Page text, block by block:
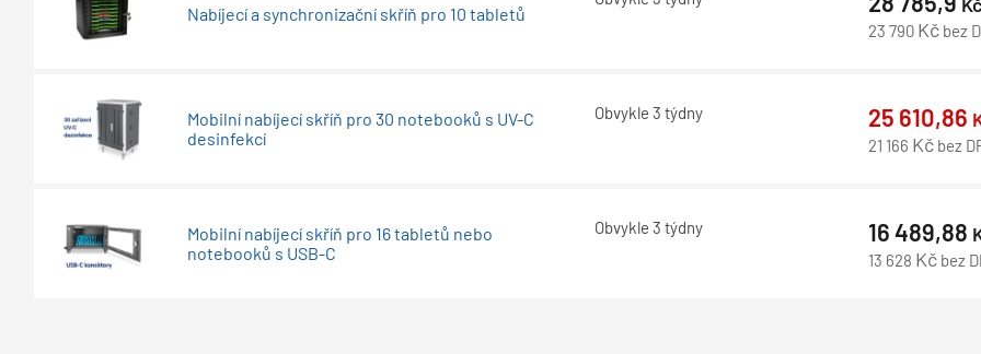
Nabíjecí a synchronizační skříň pro 10 tabletů
23 790 Kč bez
Mobilní nabíjecí skříň pro 30 notebooků s UV-C
desinfekcí
Obvykle 3 týdny 25 610,86
21 166 Kč bez
Mobilní nabíjecí skříň pro 16 tabletů nebo
notebooků s USB-C
Obvykle 3 týdny 16 489,88
13 628 Kč bez